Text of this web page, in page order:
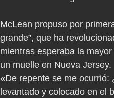
McLean propuso por
grande”, que ha
mientras esperaba la
un muelle en Nueva Jersey.
«De repente se me
levantado y colocado en el